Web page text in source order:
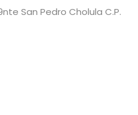
San Pedro Cholula C.P.